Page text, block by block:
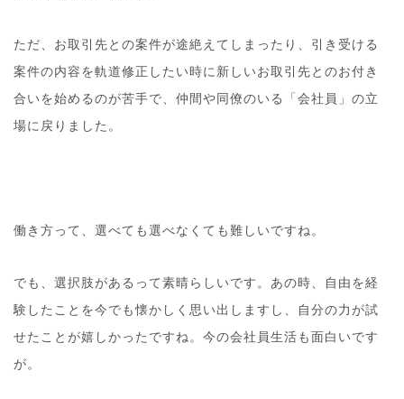
ただ、お取引先との案件が途絶えてしまったり、引き受ける
案件の内容を軌道修正したい時に新しいお取引先とのお付き
合いを始めるのが苦手で、仲間や同僚のいる「会社員」の立
場に戻りました。
働き方って、選べても選べなくても難しいですね。
でも、選択肢があるって素晴らしいです。あの時、自由を経
験したことを今でも懐かしく思い出しますし、自分の力が試
せたことが嬉しかったですね。今の会社員生活も面白いです
が。